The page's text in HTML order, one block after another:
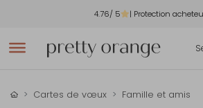
4.76/ 5 | Protection
Cartes de vœux Famille et amis